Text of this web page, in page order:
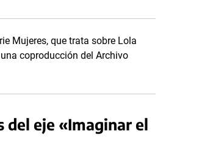
Mujeres, que trata sobre Lola
coproducción del Archivo
del eje «Imaginar el